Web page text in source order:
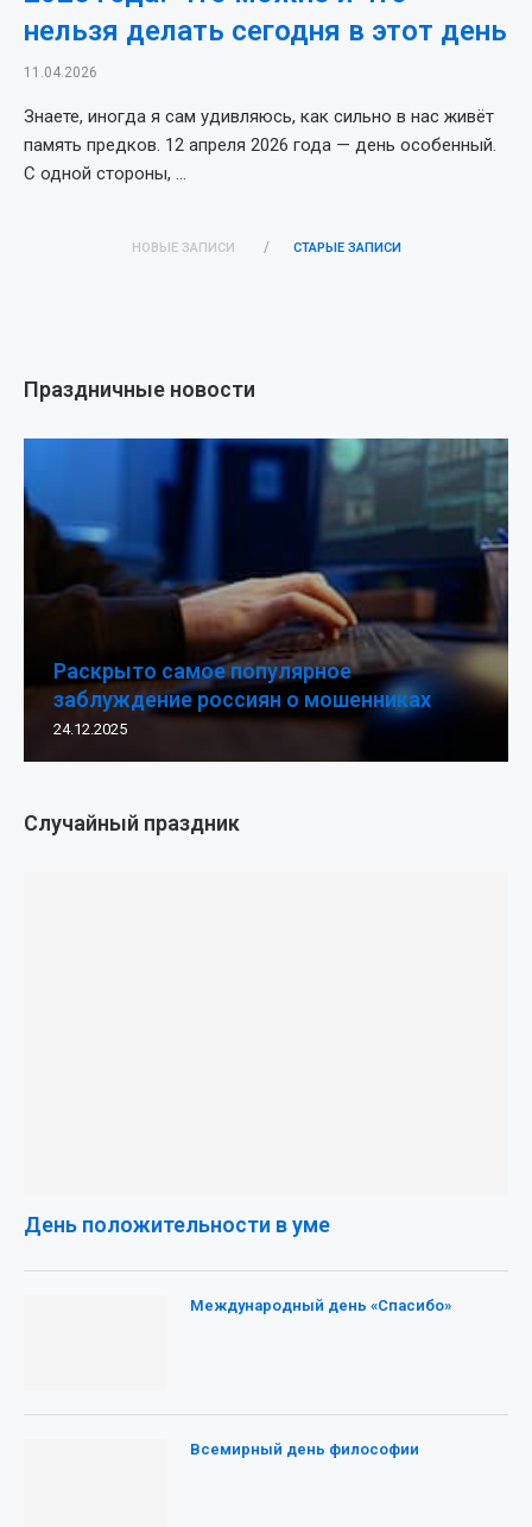
нельзя делать сегодня в этот день
11.04.2026
Знаете, иногда я сам удивляюсь, как сильно в нас живёт
память предков. 12 апреля 2026 года — день особенный.
С одной стороны, …
НОВЫЕ ЗАПИСИ СТАРЫЕ ЗАПИСИ
Праздничные новости
Раскрыто самое популярное
заблуждение россиян о мошенниках
24.12.2025
Случайный праздник
День положительности в уме
Международный день «Спасибо»
Всемирный день философии